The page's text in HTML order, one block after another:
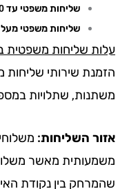
שליחות משפטי עד 100 ק"מ
שליחות משפטי מעל 100 ק"מ
שליחות משפטית
שירותי שליחות
שתלויות במספר
השליחות:משלוחים
מאשר משלוחים
בין נקודת האיסוף